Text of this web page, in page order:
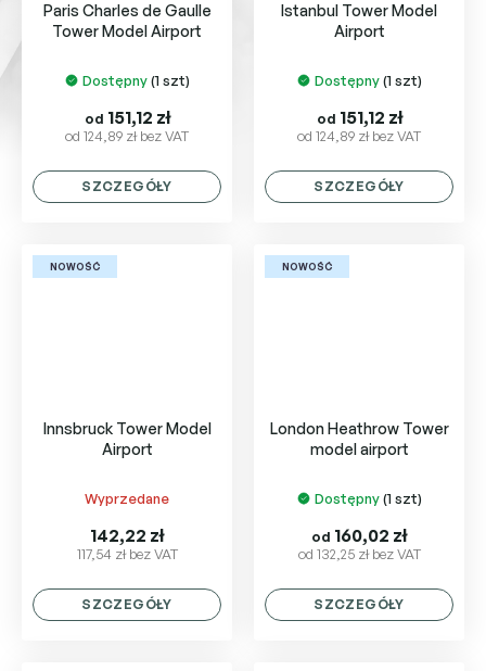
Paris Charles de Gaulle
Tower Model Airport
Dostępny(1 szt)
od 124,89 zł bez VAT
od 151,12 zł
SZCZEGÓŁY
Istanbul Tower Model
Airport
Dostępny(1 szt)
od 124,89 zł bez VAT
od 151,12 zł
SZCZEGÓŁY
NOWOŚĆ
Innsbruck Tower Model
Airport
Wyprzedane
117,54 zł bez VAT
142,22 zł
SZCZEGÓŁY
NOWOŚĆ
London Heathrow Tower
model airport
Dostępny(1 szt)
od 132,25 zł bez VAT
od 160,02 zł
SZCZEGÓŁY